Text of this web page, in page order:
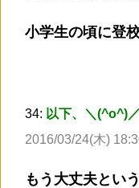
小学生の頃に登
34: 以下、＼(^o^)
2016/03/24(木)
もう大丈夫とい